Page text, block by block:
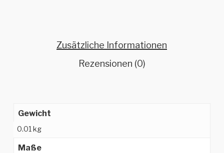
Zusätzliche Informationen
Rezensionen (0)
Gewicht
0.01 kg
Maße